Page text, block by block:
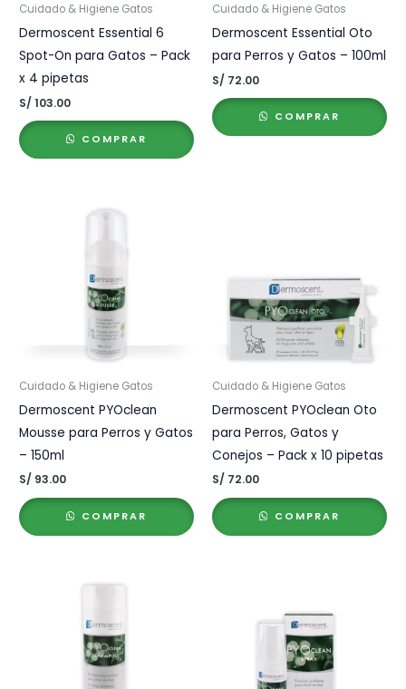
Cuidado & Higiene Gatos
Dermoscent Essential 6
Spot-On para Gatos – Pack
x 4 pipetas
S/ 103.00
COMPRAR
Cuidado & Higiene Gatos
Dermoscent Essential Oto
para Perros y Gatos – 100ml
S/ 72.00
COMPRAR
Cuidado & Higiene Gatos
Dermoscent PYOclean
Mousse para Perros y Gatos
– 150ml
S/ 93.00
COMPRAR
Cuidado & Higiene Gatos
Dermoscent PYOclean Oto
para Perros, Gatos y
Conejos – Pack x 10 pipetas
S/ 72.00
COMPRAR